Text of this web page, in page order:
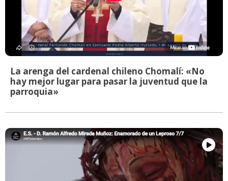
La arenga del cardenal chileno Chomalí: «No
hay mejor lugar para pasar la juventud que la
parroquia»